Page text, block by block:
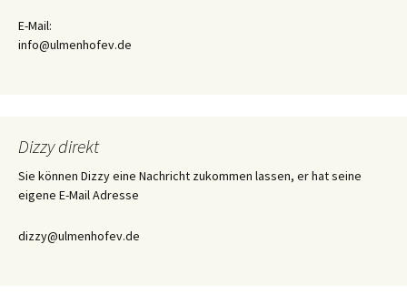
E-Mail:
info@ulmenhofev.de
Dizzy direkt
Sie können Dizzy eine Nachricht zukommen lassen, er hat seine
eigene E-Mail Adresse
dizzy@ulmenhofev.de